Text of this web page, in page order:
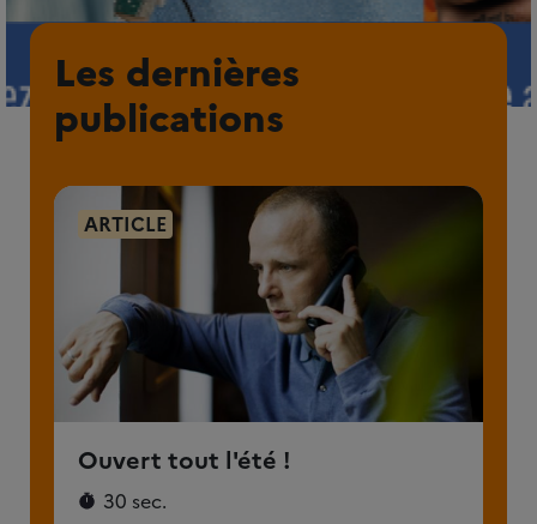
Les dernières
publications
ARTICLE
Ouvert tout l'été !
30 sec.